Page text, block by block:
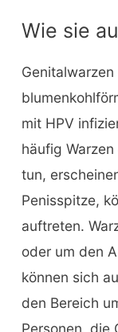
Wie sie
mit HPV
häufig
tun,
Penisspitze,
auftreten.
oder um den
können sich
den Bereich
Personen, die